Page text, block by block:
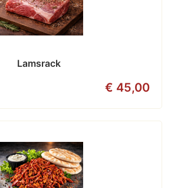
Lamsrack
€ 45,00